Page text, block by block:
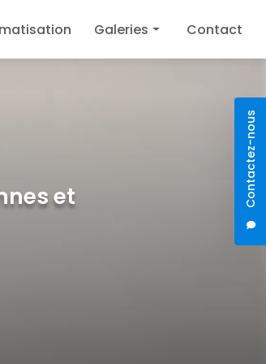
Contactez-nous
Galeries Contact
et